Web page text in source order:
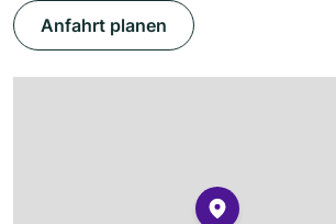
Anfahrt planen